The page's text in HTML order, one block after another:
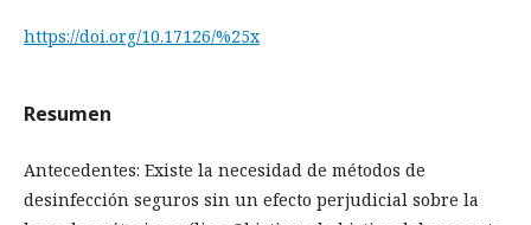
https://doi.org/10.17126/%25x
Resumen
Antecedentes: Existe la necesidad de métodos de
desinfección seguros sin un efecto perjudicial sobre la